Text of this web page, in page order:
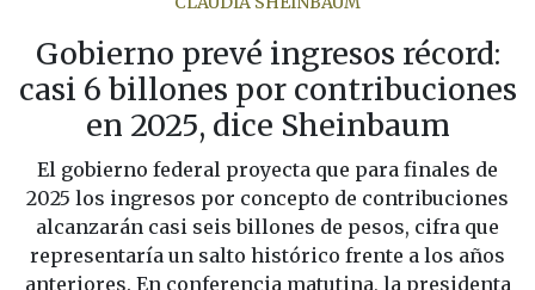
Gobierno prevé ingresos récord:
casi 6 billones por contribuciones
en 2025, dice Sheinbaum
El gobierno federal proyecta que para finales de
2025 los ingresos por concepto de contribuciones
alcanzarán casi seis billones de pesos, cifra que
representaría un salto histórico frente a los años
anteriores. En conferencia matutina, la presidenta